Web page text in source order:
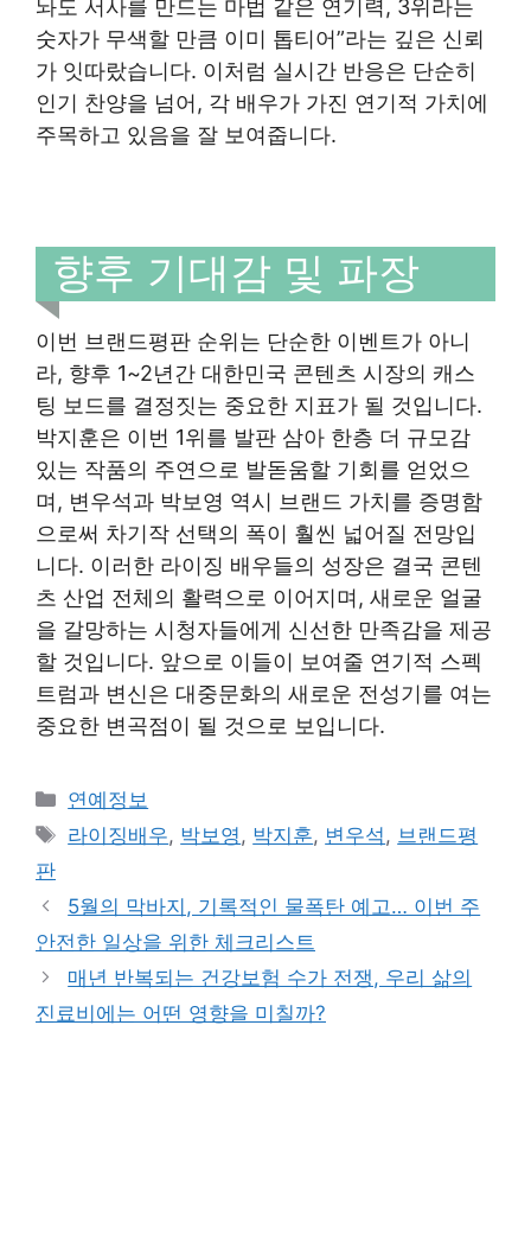
놔도 서사를 만드는 마법 같은 연기력, 3위라는
숫자가 무색할 만큼 이미 톱티어”라는 깊은 신뢰
가 잇따랐습니다. 이처럼 실시간 반응은 단순히
인기 찬양을 넘어, 각 배우가 가진 연기적 가치에
주목하고 있음을 잘 보여줍니다.
향후 기대감 및 파장
이번 브랜드평판 순위는 단순한 이벤트가 아니
라, 향후 1~2년간 대한민국 콘텐츠 시장의 캐스
팅 보드를 결정짓는 중요한 지표가 될 것입니다.
박지훈은 이번 1위를 발판 삼아 한층 더 규모감
있는 작품의 주연으로 발돋움할 기회를 얻었으
며, 변우석과 박보영 역시 브랜드 가치를 증명함
으로써 차기작 선택의 폭이 훨씬 넓어질 전망입
니다. 이러한 라이징 배우들의 성장은 결국 콘텐
츠 산업 전체의 활력으로 이어지며, 새로운 얼굴
을 갈망하는 시청자들에게 신선한 만족감을 제공
할 것입니다. 앞으로 이들이 보여줄 연기적 스펙
트럼과 변신은 대중문화의 새로운 전성기를 여는
중요한 변곡점이 될 것으로 보입니다.
Categories
연예정보
Tags
라이징배우, 박보영 , 박지훈, 변우석 , 브랜드평
판
5월의 막바지, 기록적인 물폭탄 예고… 이번 주
안전한 일상을 위한 체크리스트
매년 반복되는 건강보험 수가 전쟁, 우리 삶의
진료비에는 어떤 영향을 미칠까?